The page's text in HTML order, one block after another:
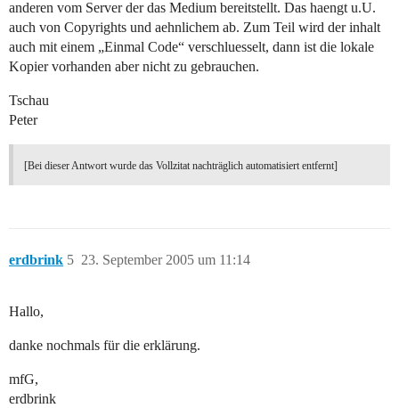
anderen vom Server der das Medium bereitstellt. Das haengt u.U.
auch von Copyrights und aehnlichem ab. Zum Teil wird der inhalt
auch mit einem „Einmal Code“ verschluesselt, dann ist die lokale
Kopier vorhanden aber nicht zu gebrauchen.
Tschau
Peter
[Bei dieser Antwort wurde das Vollzitat nachträglich automatisiert entfernt]
erdbrink 23. September 2005 um 11:14
5
Hallo,
danke nochmals für die erklärung.
mfG,
erdbrink